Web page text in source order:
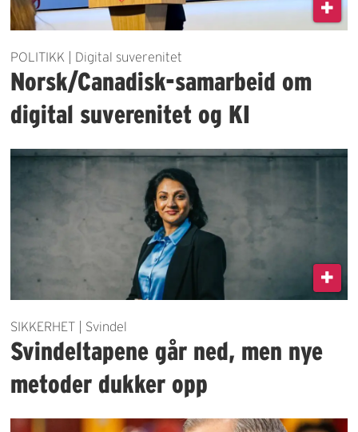
POLITIKK | Digital suverenitet
Norsk/Canadisk-samarbeid om
digital suverenitet og KI
SIKKERHET | Svindel
Svindeltapene går ned, men nye
metoder dukker opp